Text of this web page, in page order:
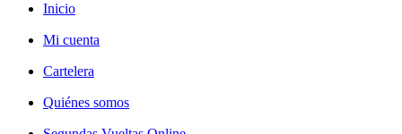
Inicio
Mi cuenta
Cartelera
Quiénes somos